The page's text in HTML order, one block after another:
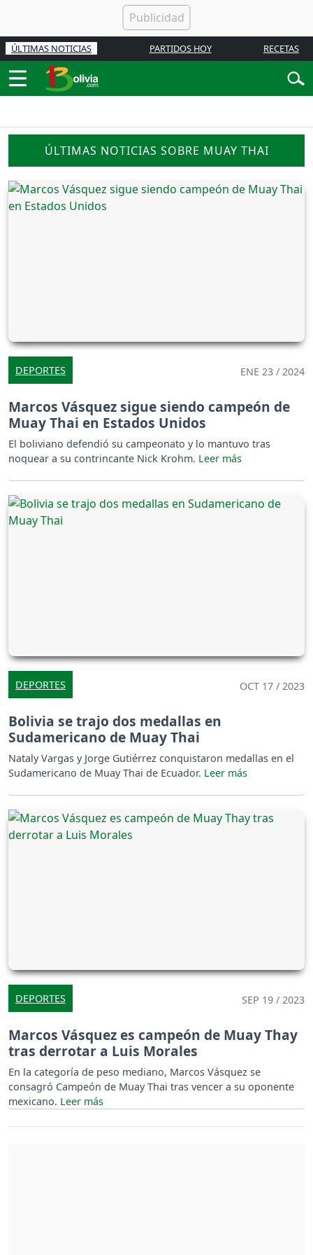
ÚLTIMAS NOTICIAS PARTIDOS HOY RECETAS
ÚLTIMAS NOTICIAS SOBRE MUAY THAI
DEPORTES ENE 23 / 2024
Marcos Vásquez sigue siendo campeón de
Muay Thai en Estados Unidos
El boliviano defendió su campeonato y lo mantuvo tras
noquear a su contrincante Nick Krohm.
DEPORTES OCT 17 / 2023
Bolivia se trajo dos medallas en
Sudamericano de Muay Thai
Nataly Vargas y Jorge Gutiérrez conquistaron medallas en el
Sudamericano de Muay Thai de Ecuador.
DEPORTES SEP 19 / 2023
Marcos Vásquez es campeón de Muay Thay
tras derrotar a Luis Morales
En la categoría de peso mediano, Marcos Vásquez se
consagró Campeón de Muay Thai tras vencer a su oponente
mexicano.